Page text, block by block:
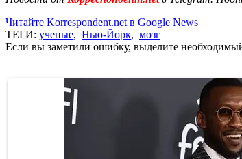
Читайте Korrespondent.net в Google News
ТЕГИ: ученые, Нью-Йорк, мозг
Если вы заметили ошибку, выделите